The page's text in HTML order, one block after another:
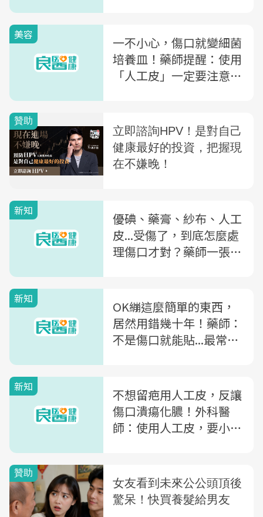
美容
一不小心，傷口就變細菌
培養皿！藥師提醒：使用
「人工皮」一定要注意5
新知
優碘、藥膏、紗布、人工
皮...受傷了，到底怎麼處
理傷口才對？藥師一張圖
新知
OK繃這麼簡單的東西，
居然用錯幾十年！藥師：
不是傷口就能貼...最常見
新知
不想留疤用人工皮，反讓
傷口潰瘍化膿！外科醫
師：使用人工皮，要小心